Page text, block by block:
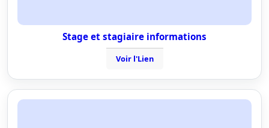
Stage et stagiaire informations
Voir l'Lien